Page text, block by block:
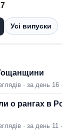
Усі випуски
· за день 16
о рангах в
· за день 11